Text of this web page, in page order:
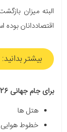
البته میزان
اقتصاددانان بوده
بیشتر بدانید:
برای جام جهانی 2026:
هتل ها
خطوط هوایی